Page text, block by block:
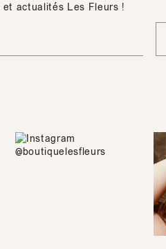
actualités Les Fleurs !